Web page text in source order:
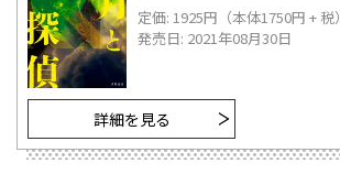
定価: 1925円（本体1750円 + 税）
発売日: 2021年08月30日
詳細を見る